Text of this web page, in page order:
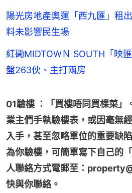
陽光房地產奧運「西九匯」租
料未影響民生場
紅磡MIDTOWＮ SOUTH「映
盤263伙、主打兩房
01驗樓 ︰「買樓唔同買棵菜」
業主們手執驗樓表，或因毫無
入手，甚至忽略單位的重要缺
為你驗樓，可簡單寫下自己的
人聯絡方式電郵至：
快與你聯絡。